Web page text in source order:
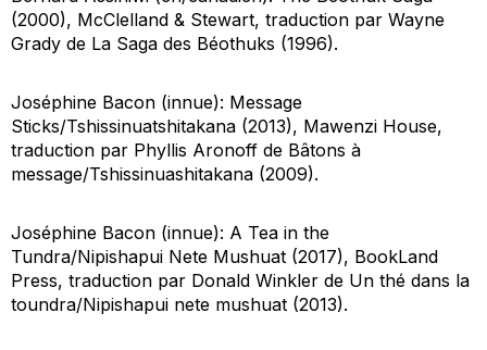
(2000), McClelland & Stewart, traduction par Wayne
Grady de La Saga des Béothuks (1996).
Joséphine Bacon (innue): Message
Sticks/Tshissinuatshitakana (2013), Mawenzi House,
traduction par Phyllis Aronoff de Bâtons à
message/Tshissinuashitakana (2009).
Joséphine Bacon (innue): A Tea in the
Tundra/Nipishapui Nete Mushuat (2017), BookLand
Press, traduction par Donald Winkler de Un thé dans la
toundra/Nipishapui nete mushuat (2013).